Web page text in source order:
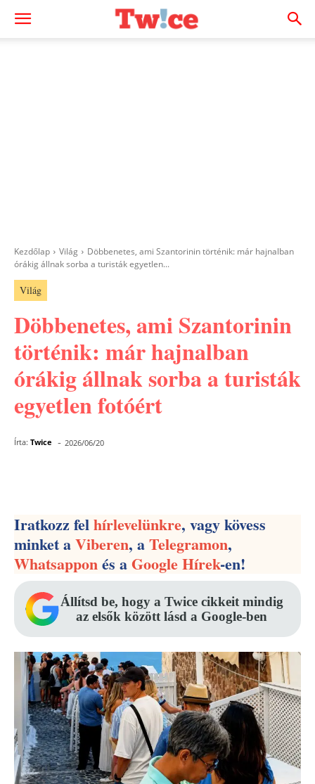
Kezdőlap Világ
Döbbenetes, ami Szantorinin történik: már hajnalban
órákig állnak sorba a turisták egyetlen...
Világ
Döbbenetes, ami Szantorinin
történik: már hajnalban
órákig állnak sorba a turisták
egyetlen fotóért
Írta: Twice - 2026/06/20
Iratkozz felhírlevelünkre, vagy kövess
minket aViberen, aTelegramon,
Whatsapponés aGoogle Hírek-en!
Állítsd be, hogy a Twice cikkeit mindig
az elsők között lásd a Google-ben